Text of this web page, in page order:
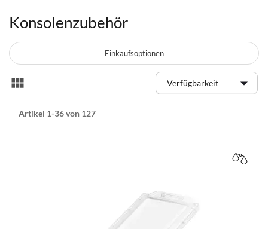
Konsolenzubehör
Anzeigen
Liste
Artikel 1-36von 127
Einkaufsoptionen